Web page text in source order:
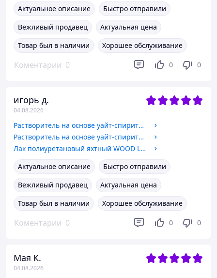
Актуальное описание
Быстро отправили
Вежливый продавец
Актуальная цена
Товар был в наличии
Хорошее обслуживание
Коментарии 0 0 0
игорь д.
04.08.2026
Растворитель на основе уайт-спирита Химрезерв 0.59кг (тара 1л)
Растворитель на основе уайт-спирита WIN 0.6кг (тара 1л)
Лак полиуретановый яхтный WOOD LINE PROTEX 1.95кг (2.1л) глян./полумат.
Актуальное описание
Быстро отправили
Вежливый продавец
Актуальная цена
Товар был в наличии
Хорошее обслуживание
Коментарии 0 0 0
Мая К.
04.08.2026